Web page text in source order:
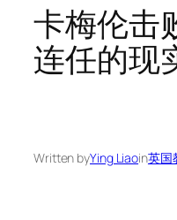
卡梅伦击
连任的现
Written byYing Liaoin英国